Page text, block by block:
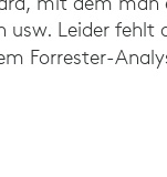
usw. Leider
Forrester-